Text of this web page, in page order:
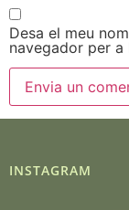
Desa el meu
navegador per
INSTAGRAM